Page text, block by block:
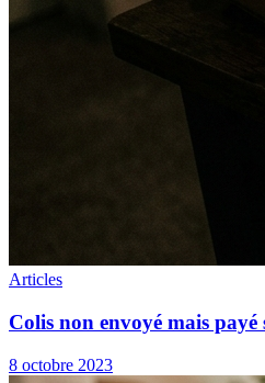
Articles
Colis non envoyé mais
8 octobre 2023